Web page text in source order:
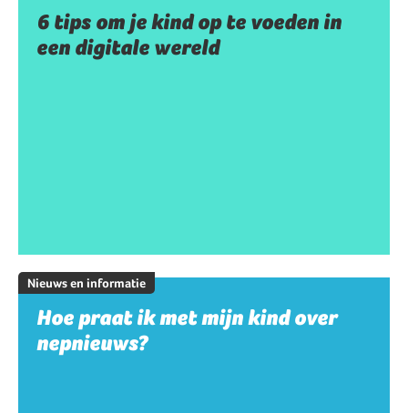
6 tips om je kind op te voeden in
een digitale wereld
Nieuws en informatie
Hoe praat ik met mijn kind over
nepnieuws?